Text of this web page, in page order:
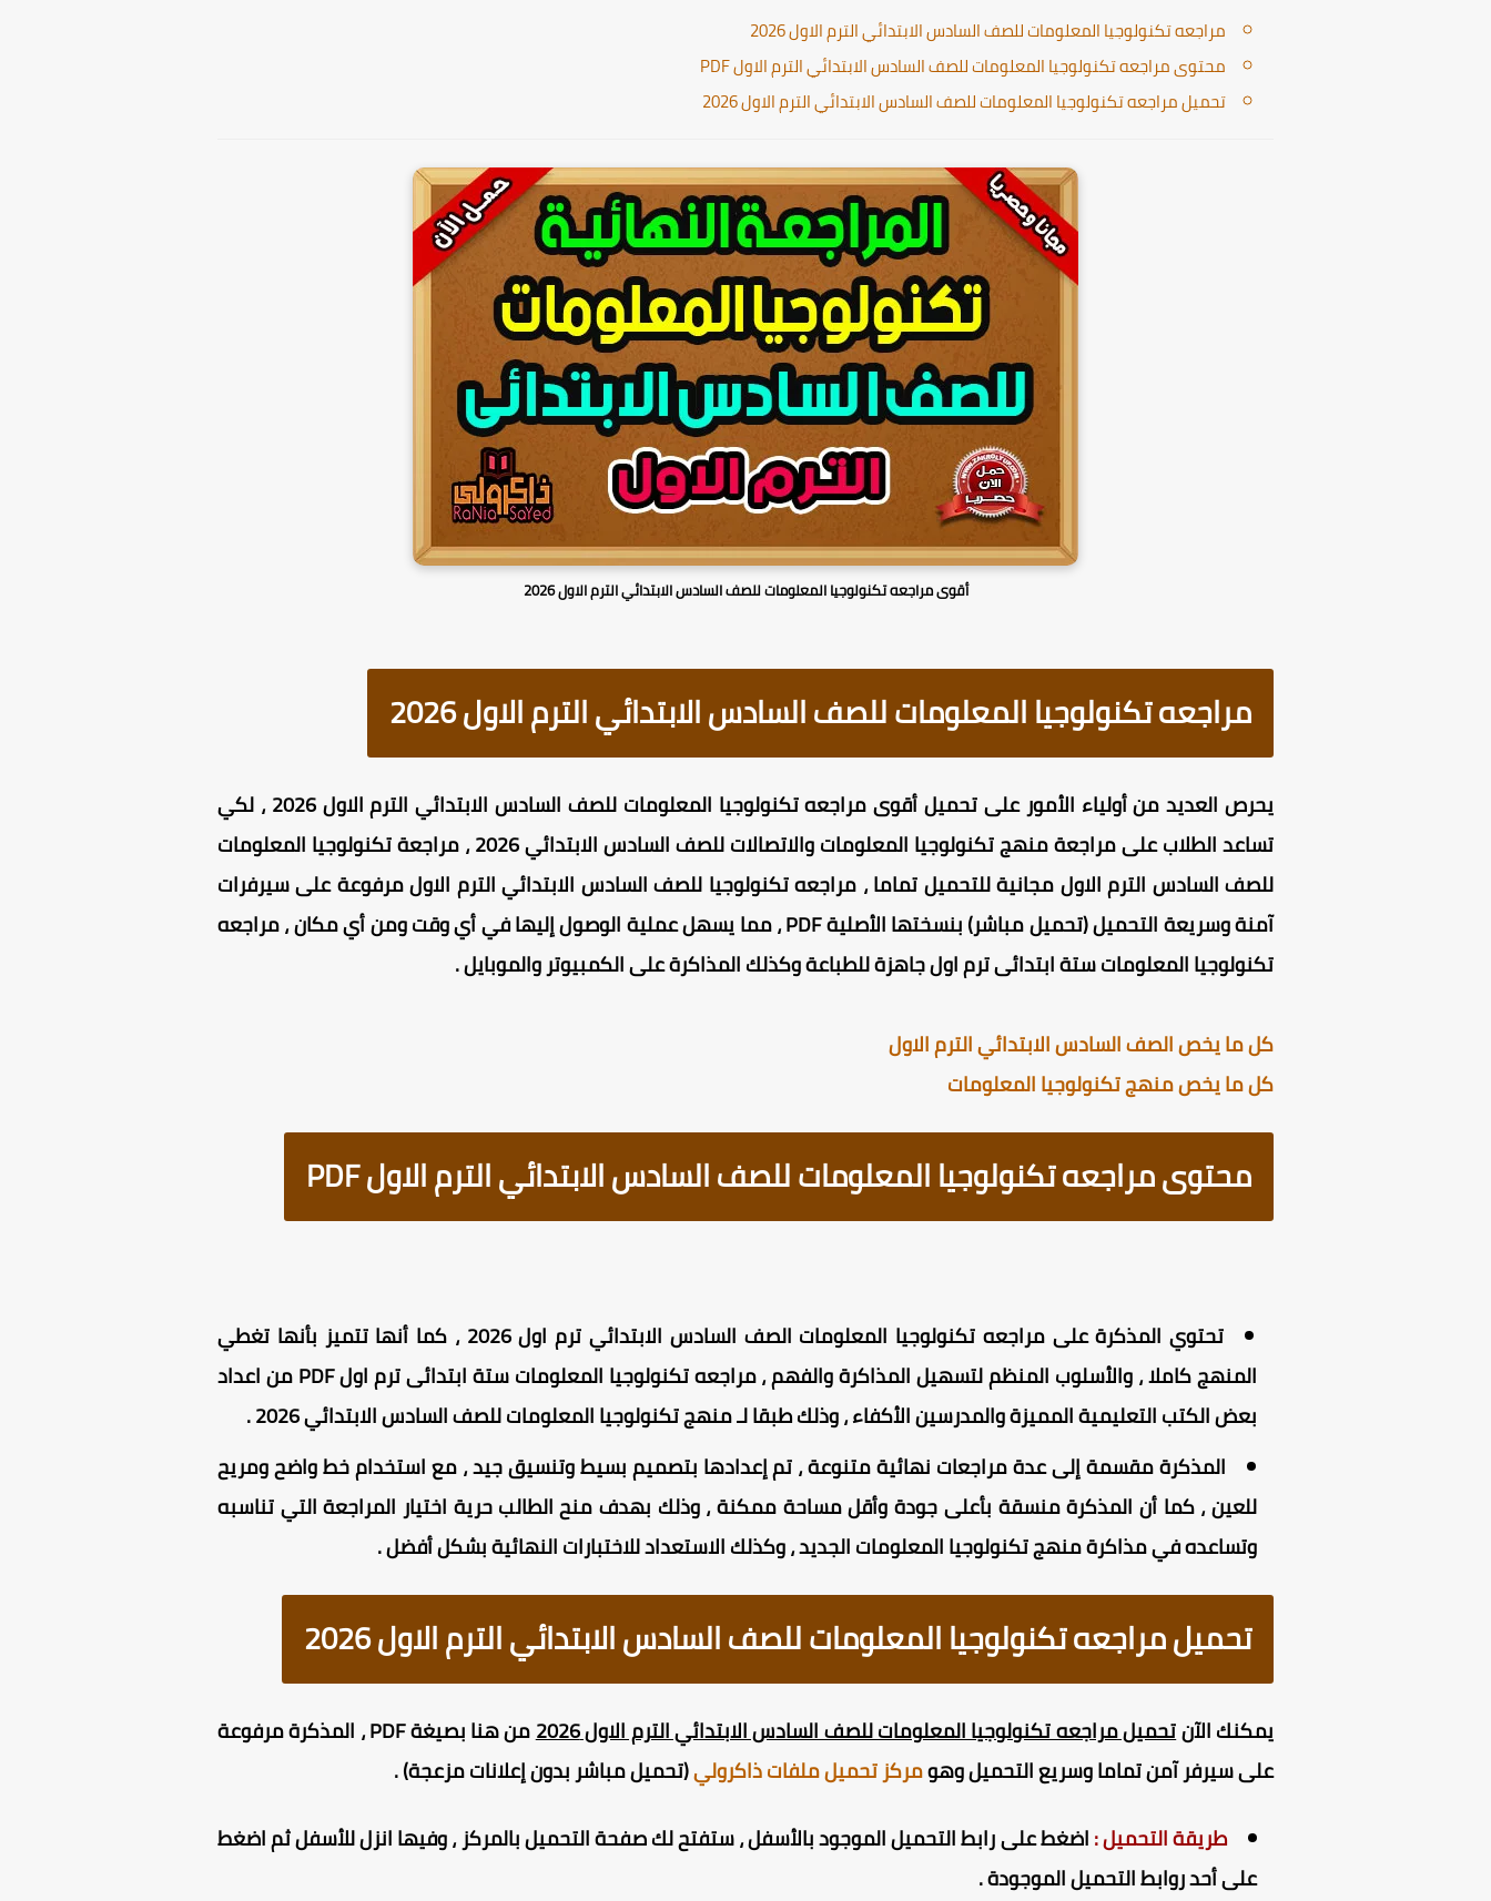
مراجعه تكنولوجيا المعلومات للصف السادس الابتدائي الترم الاول 2026
محتوى مراجعه تكنولوجيا المعلومات للصف السادس الابتدائي الترم الاول PDF
تحميل مراجعه تكنولوجيا المعلومات للصف السادس الابتدائي الترم الاول 2026
أقوى مراجعه تكنولوجيا المعلومات للصف السادس الابتدائي الترم الاول 2026
مراجعه تكنولوجيا المعلومات للصف السادس الابتدائي الترم الاول 2026
يحرص العديد من أولياء الأمور على تحميل أقوى مراجعه تكنولوجيا المعلومات للصف السادس الابتدائي الترم الاول 2026 ، لكي
تساعد الطلاب على مراجعة منهج تكنولوجيا المعلومات والاتصالات للصف السادس الابتدائي 2026 ، مراجعة تكنولوجيا المعلومات
للصف السادس الترم الاول مجانية للتحميل تماما ، مراجعه تكنولوجيا للصف السادس الابتدائي الترم الاول مرفوعة على سيرفرات
آمنة وسريعة التحميل (تحميل مباشر) بنسختها الأصلية PDF ، مما يسهل عملية الوصول إليها في أي وقت ومن أي مكان ، مراجعه
تكنولوجيا المعلومات ستة ابتدائى ترم اول جاهزة للطباعة وكذلك المذاكرة على الكمبيوتر والموبايل .
كل ما يخص الصف السادس الابتدائي الترم الاول
كل ما يخص منهج تكنولوجيا المعلومات
محتوى مراجعه تكنولوجيا المعلومات للصف السادس الابتدائي الترم الاول PDF
تحتوي المذكرة على مراجعه تكنولوجيا المعلومات الصف السادس الابتدائي ترم اول 2026 ، كما أنها تتميز بأنها تغطي
المنهج كاملا ، والأسلوب المنظم لتسهيل المذاكرة والفهم ، مراجعه تكنولوجيا المعلومات ستة ابتدائى ترم اول PDF من اعداد
بعض الكتب التعليمية المميزة والمدرسين الأكفاء ، وذلك طبقا لـ منهج تكنولوجيا المعلومات للصف السادس الابتدائي 2026 .
المذكرة مقسمة إلى عدة مراجعات نهائية متنوعة ، تم إعدادها بتصميم بسيط وتنسيق جيد ، مع استخدام خط واضح ومريح
للعين ، كما أن المذكرة منسقة بأعلى جودة وأقل مساحة ممكنة ، وذلك بهدف منح الطالب حرية اختيار المراجعة التي تناسبه
وتساعده في مذاكرة منهج تكنولوجيا المعلومات الجديد ، وكذلك الاستعداد للاختبارات النهائية بشكل أفضل .
تحميل مراجعه تكنولوجيا المعلومات للصف السادس الابتدائي الترم الاول 2026
يمكنك الآنتحميل مراجعه تكنولوجيا المعلومات للصف السادس الابتدائي الترم الاول 2026
من هنا بصيغة PDF ، المذكرة مرفوعة
على سيرفر آمن تماما وسريع التحميل وهومركز تحميل ملفات ذاكرولي(تحميل مباشر بدون إعلانات مزعجة) .
طريقة التحميل :اضغط على رابط التحميل الموجود بالأسفل ، ستفتح لك صفحة التحميل بالمركز ، وفيها انزل للأسفل ثم اضغط
على أحد روابط التحميل الموجودة .